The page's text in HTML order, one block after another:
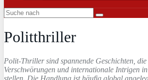
Politthriller
Polit-Thriller sind spannende Geschichten, die
Verschwörungen und internationale Intrigen
stellen. Die Handlung ist häufig global